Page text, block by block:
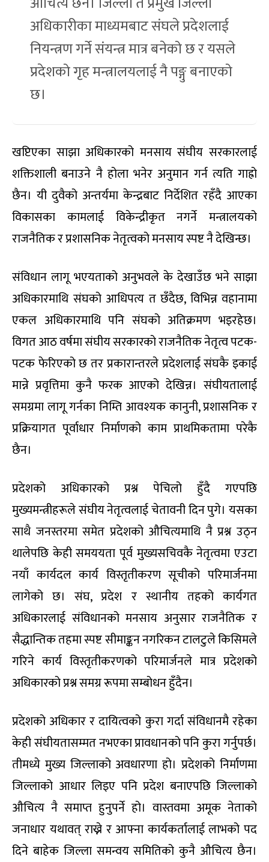
अधिकारीका माध्यमबाट संघले प्रदेशलाई
नियन्त्रण गर्ने संयन्त्र मात्र बनेको छ र यसले
प्रदेशको गृह मन्त्रालयलाई नै पङ्गु बनाएको
छ।
खप्टिएका साझा अधिकारको मनसाय संघीय सरकारलाई
शक्तिशाली बनाउने नै होला भनेर अनुमान गर्न त्यति गाह्रो
छैन। यी दुवैको अन्तर्यमा केन्द्रबाट निर्देशित रहँदै आएका
विकासका कामलाई विकेन्द्रीकृत नगर्ने मन्त्रालयको
राजनैतिक र प्रशासनिक नेतृत्वको मनसाय स्पष्ट नै देखिन्छ।
संविधान लागू भएयताको अनुभवले के देखाउँछ भने साझा
अधिकारमाथि संघको आधिपत्य त छँदैछ, विभिन्न वहानामा
एकल अधिकारमाथि पनि संघको अतिक्रमण भइरहेछ।
विगत आठ वर्षमा संघीय सरकारको राजनैतिक नेतृत्व पटक-
पटक फेरिएको छ तर प्रकारान्तरले प्रदेशलाई संघकै इकाई
मान्ने प्रवृत्तिमा कुनै फरक आएको देखिन्न। संघीयतालाई
समग्रमा लागू गर्नका निम्ति आवश्यक कानुनी, प्रशासनिक र
प्रक्रियागत पूर्वाधार निर्माणको काम प्राथमिकतामा परेकै
छैन।
प्रदेशको अधिकारको प्रश्न पेचिलो हुँदै गएपछि
मुख्यमन्त्रीहरूले संघीय नेतृत्वलाई चेतावनी दिन पुगे। यसका
साथै जनस्तरमा समेत प्रदेशको औचित्यमाथि नै प्रश्न उठ्न
थालेपछि केही समययता पूर्व मुख्यसचिवकै नेतृत्वमा एउटा
नयाँ कार्यदल कार्य विस्तृतीकरण सूचीको परिमार्जनमा
लागेको छ। संघ, प्रदेश र स्थानीय तहको कार्यगत
अधिकारलाई संविधानको मनसाय अनुसार राजनैतिक र
सैद्धान्तिक तहमा स्पष्ट सीमाङ्कन नगरिकन टालटुले किसिमले
गरिने कार्य विस्तृतीकरणको परिमार्जनले मात्र प्रदेशको
अधिकारको प्रश्न समग्र रूपमा सम्बोधन हुँदैन।
प्रदेशको अधिकार र दायित्वको कुरा गर्दा संविधानमै रहेका
केही संघीयतासम्मत नभएका प्रावधानको पनि कुरा गर्नुपर्छ।
तीमध्ये मुख्य जिल्लाको अवधारणा हो। प्रदेशको निर्माणमा
जिल्लाको आधार लिइए पनि प्रदेश बनाएपछि जिल्लाको
औचित्य नै समाप्त हुनुपर्ने हो। वास्तवमा अमूक नेताको
जनाधार यथावत् राख्ने र आफ्ना कार्यकर्तालाई लाभको पद
दिने बाहेक जिल्ला समन्वय समितिको कुनै औचित्य छैन।